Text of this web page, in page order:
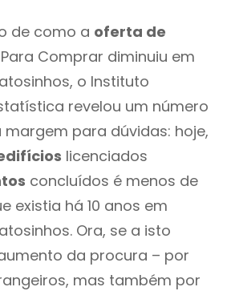
de como a oferta de
Comprar diminuiu em
o Instituto
revelou um número
margem para dúvidas: hoje,
licenciados
concluídos é menos de
existia há 10 anos em
Ora, se a isto
da procura – por
mas também por